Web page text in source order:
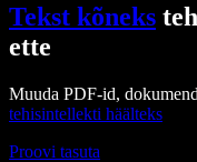
Tekst kõneks
ette
Muuda PDF-id,
tehisintellekti häälteks
Proovi tasuta